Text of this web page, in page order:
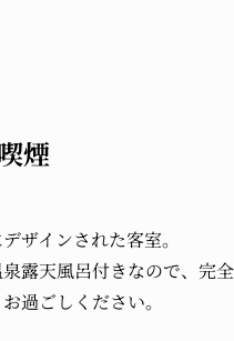
煙
ザインされた客室。
露天風呂付きなので、完
過ごしください。